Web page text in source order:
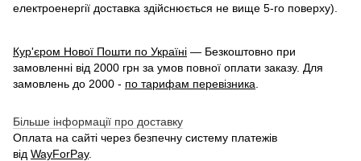
електроенергії доставка здійснюється не вище 5-го поверху).
Кур'єром Нової Пошти по Україні — Безкоштовно при
замовленні від 2000 грн за умов повної оплати заказу. Для
замовлень до 2000 - по тарифам перевізника
Більше інформації про доставку
Оплата на сайті через безпечну систему платежів
від WayForPay.